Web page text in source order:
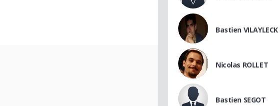
Bastien VILAYLECK
Nicolas ROLLET
Bastien SEGOT